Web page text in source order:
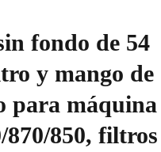
fondo de 54
y mango de
para máquina
870/850, filtros